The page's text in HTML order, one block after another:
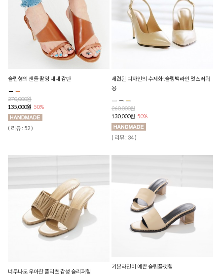
슬립형의 샌들 촬영 내내 감탄
270,000원
135,000원 50%
( 리뷰 : 52 )
세련된 디자인의 수제화!슬링백라인 멋스러워
용
260,000원
130,000원 50%
( 리뷰 : 34 )
너무나도 우아한 플리츠 감성 슬리퍼힐
기본라인이 예쁜 슬립플랫힐